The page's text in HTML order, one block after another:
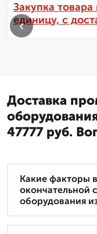
Закупка товара
единицу, с
‹
Доставка
47777 руб.
Какие факторы
окончательной
оборудования